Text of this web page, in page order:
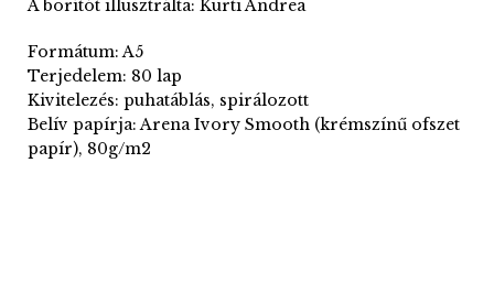
A borítót illusztrálta: Kürti Andrea
Formátum: A5
Terjedelem: 80 lap
Kivitelezés: puhatáblás, spirálozott
Belív papírja: Arena Ivory Smooth (krémszínű ofszet
papír), 80g/m2